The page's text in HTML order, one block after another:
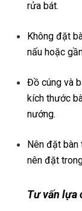
rửa bát.
Không đặt
nấu hoặc
Đồ cúng và
kích thước
nướng.
Nên đặt
nên đặt
Tư vấn lựa